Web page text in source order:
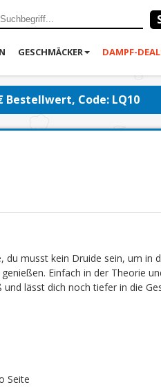
GESCHMÄCKER DAMPF-
Code: LQ10
musst kein Druide sein, um in
Einfach in der Theorie
lässt dich noch tiefer in die
Seite